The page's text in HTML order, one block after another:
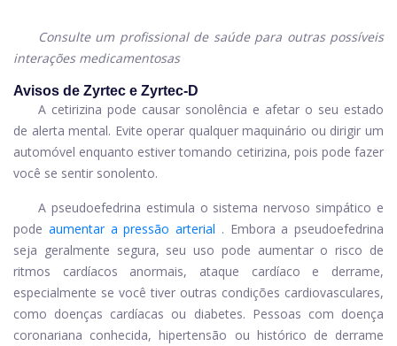
Consulte um profissional de saúde para outras possíveis
interações medicamentosas
Avisos de Zyrtec e Zyrtec-D
A cetirizina pode causar sonolência e afetar o seu estado
de alerta mental. Evite operar qualquer maquinário ou dirigir um
automóvel enquanto estiver tomando cetirizina, pois pode fazer
você se sentir sonolento.
A pseudoefedrina estimula o sistema nervoso simpático e
pode aumentar a pressão arterial . Embora a pseudoefedrina
seja geralmente segura, seu uso pode aumentar o risco de
ritmos cardíacos anormais, ataque cardíaco e derrame,
especialmente se você tiver outras condições cardiovasculares,
como doenças cardíacas ou diabetes. Pessoas com doença
coronariana conhecida, hipertensão ou histórico de derrame